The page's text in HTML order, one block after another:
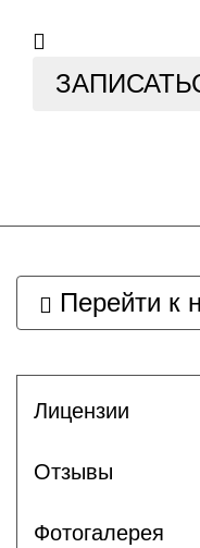
Перейти к
Лицензии
Отзывы
Фотогалерея